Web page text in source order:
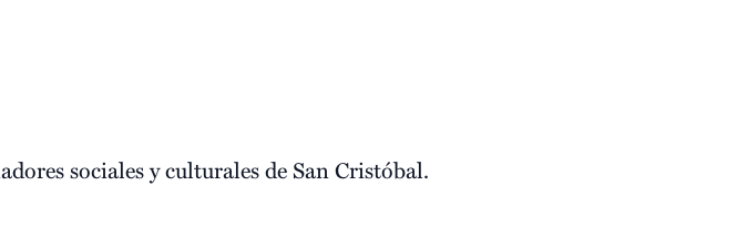
sociales y culturales de San Cristóbal.